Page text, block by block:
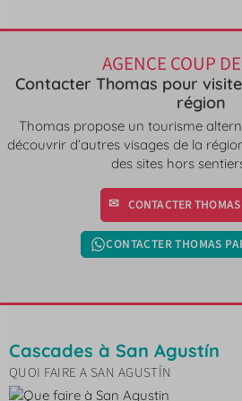
AGENCE COUP
Contacter Thomas pour
région
Thomas propose un tourisme
découvrir d’autres visages de la
des sites hors
CONTACTER
CONTACTER THOMAS
Cascades à San Agustín
QUOI FAIRE A SAN AGUSTÍN